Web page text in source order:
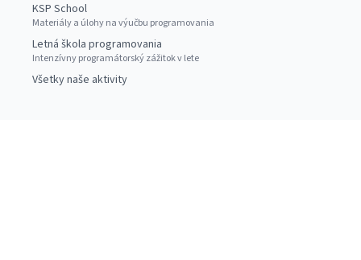
KSP School
Materiály a úlohy na výučbu programovania
Letná škola programovania
Intenzívny programátorský zážitok v lete
Všetky naše aktivity